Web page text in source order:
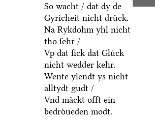
So wacht / dat dy de
Gyricheit nicht druͤck.
Na Rykdohm yhl nicht
tho ſehr /
Vp dat ſick dat Gluͤck
nicht wedder kehr.
Wente ylendt ys nicht
alltydt gudt /
Vnd maͤckt offt ein
bedroͤueden modt.